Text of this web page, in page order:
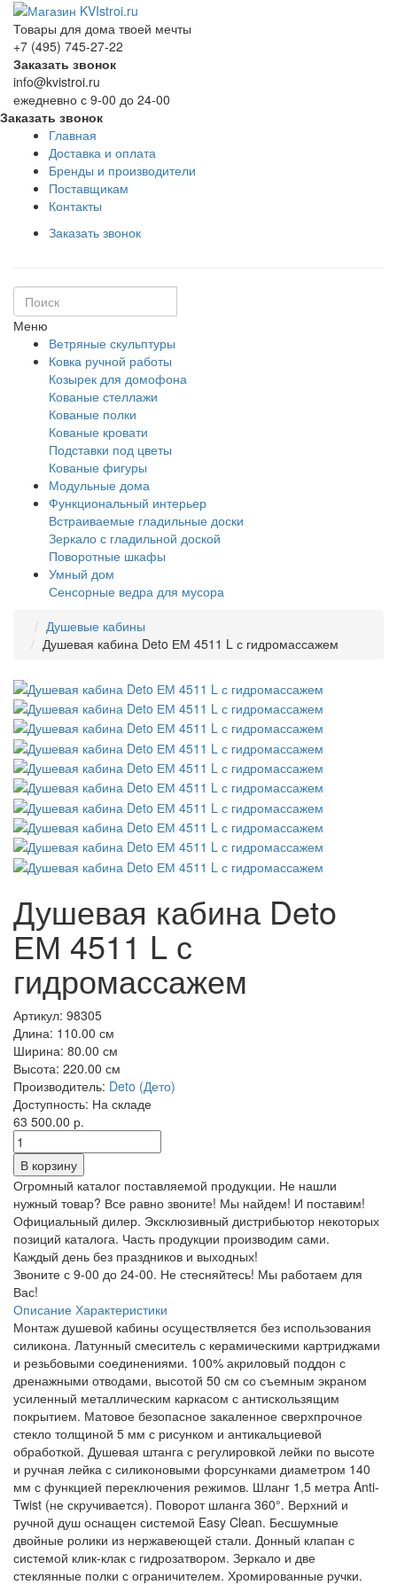
Товары для дома твоей мечты
+7 (495) 745-27-22
Заказать звонок
info@kvistroi.ru
ежедневно с 9-00 до 24-00
Заказать звонок
Главная
Доставка и оплата
Бренды и производители
Поставщикам
Контакты
Заказать звонок
Меню
Ветряные скульптуры
Ковка ручной работы
Козырек для домофона
Кованые стеллажи
Кованые полки
Кованые кровати
Подставки под цветы
Кованые фигуры
Модульные дома
Функциональный интерьер
Встраиваемые гладильные доски
Зеркало с гладильной доской
Поворотные шкафы
Умный дом
Сенсорные ведра для мусора
Душевые кабины
Душевая кабина Deto ЕМ 4511 L с гидромассажем
Душевая кабина Deto
ЕМ 4511 L с
гидромассажем
Артикул: 98305
Длина: 110.00 см
Ширина: 80.00 см
Высота: 220.00 см
Производитель: Deto (Дето)
Доступность: На складе
63 500.00 р.
Огромный каталог поставляемой продукции. Не нашли
нужный товар? Все равно звоните! Мы найдем! И поставим!
Официальный дилер. Эксклюзивный дистрибьютор некоторых
позиций каталога. Часть продукции производим сами.
Каждый день без праздников и выходных!
Звоните с 9-00 до 24-00. Не стесняйтесь! Мы работаем для
Вас!
Описание Характеристики
Монтаж душевой кабины осуществляется без использования
силикона. Латунный смеситель с керамическими картриджами
и резьбовыми соединениями. 100% акриловый поддон с
дренажными отводами, высотой 50 см со съемным экраном
усиленный металлическим каркасом с антискользящим
покрытием. Матовое безопасное закаленное сверхпрочное
стекло толщиной 5 мм с рисунком и антикальциевой
обработкой. Душевая штанга с регулировкой лейки по высоте
и ручная лейка с силиконовыми форсунками диаметром 140
мм с функцией переключения режимов. Шланг 1,5 метра Anti-
Twist (не скручивается). Поворот шланга 360°. Верхний и
ручной душ оснащен системой Easy Clean. Бесшумные
двойные ролики из нержавеющей стали. Донный клапан с
системой клик-клак с гидрозатвором. Зеркало и две
стеклянные полки с ограничителем. Хромированные ручки.